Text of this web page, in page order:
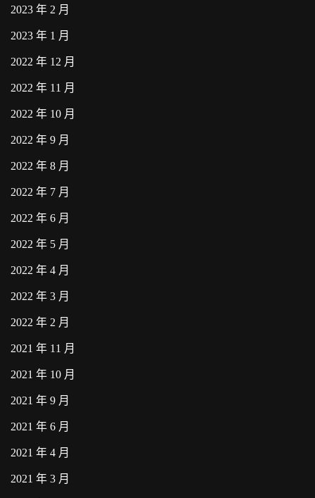
2023 年 2 月
2023 年 1 月
2022 年 12 月
2022 年 11 月
2022 年 10 月
2022 年 9 月
2022 年 8 月
2022 年 7 月
2022 年 6 月
2022 年 5 月
2022 年 4 月
2022 年 3 月
2022 年 2 月
2021 年 11 月
2021 年 10 月
2021 年 9 月
2021 年 6 月
2021 年 4 月
2021 年 3 月